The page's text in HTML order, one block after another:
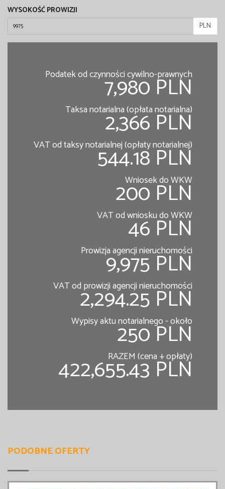
WYSOKOŚĆ PROWIZJI
PLN
Podatek od czynności cywilno-prawnych
7,980 PLN
Taksa notarialna (opłata notarialna)
2,366 PLN
VAT od taksy notarialnej (opłaty notarialnej)
544.18 PLN
Wniosek do WKW
200 PLN
VAT od wniosku do WKW
46 PLN
Prowizja agencji nieruchomości
9,975 PLN
VAT od prowizji agencji nieruchomości
2,294.25 PLN
Wypisy aktu notarialnego - około
250 PLN
RAZEM (cena + opłaty)
422,655.43 PLN
PODOBNE OFERTY